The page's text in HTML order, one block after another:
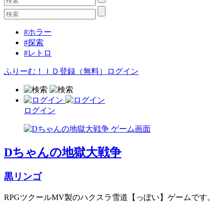
#ホラー
#探索
#レトロ
ふりーむ！ＩＤ登録（無料） ログイン
ログイン
Dちゃんの地獄大戦争
黒リンゴ
RPGツクールMV製のハクスラ雪道【っぽい】ゲームです。